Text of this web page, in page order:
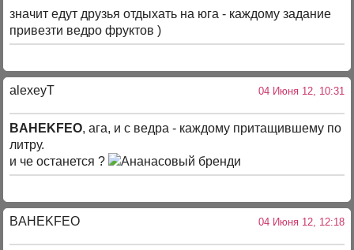
значит едут друзья отдыхать на юга - каждому задание
привезти ведро фруктов )
alexeyT 04 Июня 12, 10:31
BAHEKFEO, ага, и с ведра - каждому притащившему по
литру.
и че останется ?
BAHEKFEO 04 Июня 12, 12:18